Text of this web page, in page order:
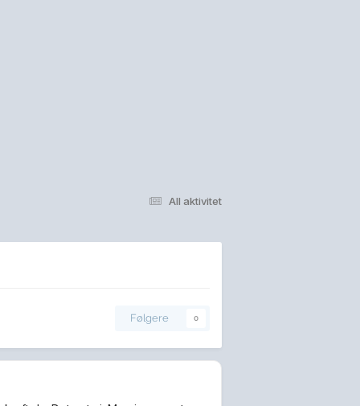
All aktivitet
Følgere 0